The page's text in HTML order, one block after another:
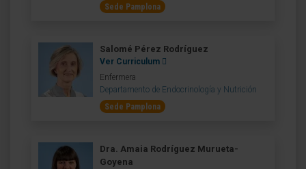
Sede Pamplona
Salomé Pérez Rodríguez
Ver Curriculum
Enfermera
Departamento de Endocrinología y Nutrición
Sede Pamplona
Dra. Amaia Rodríguez Murueta-
Goyena